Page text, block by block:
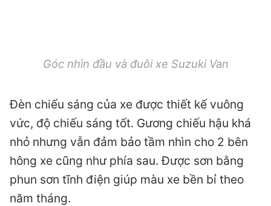
Góc nhìn đầu và đuôi xe Suzuki Van
Đèn chiếu sáng của xe được thiết kế vuông
vức, độ chiếu sáng tốt. Gương chiếu hậu khá
nhỏ nhưng vẫn đảm bảo tầm nhìn cho 2 bên
hông xe cũng như phía sau. Được sơn bằng
phun sơn tĩnh điện giúp màu xe bền bỉ theo
năm tháng.